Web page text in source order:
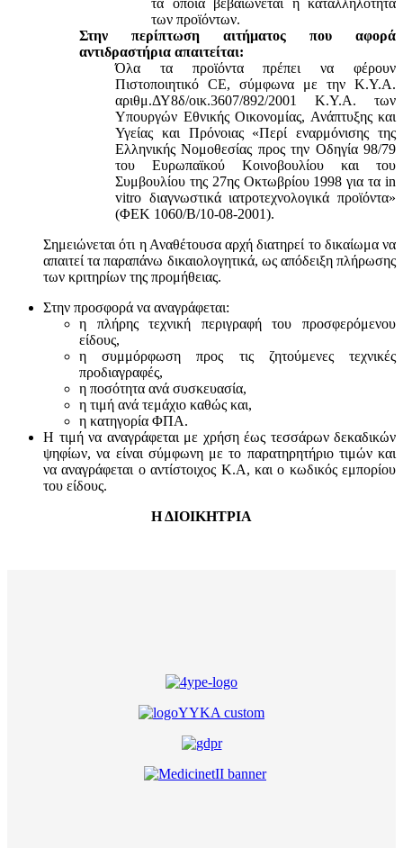
των προϊόντων.
Στην περίπτωση αιτήματος που αφορά
αντιδραστήρια απαιτείται:
Όλα τα προϊόντα πρέπει να φέρουν
Πιστοποιητικό CE, σύμφωνα με την Κ.Υ.Α.
αριθμ.ΔΥ8δ/οικ.3607/892/2001 Κ.Υ.Α. των
Υπουργών Εθνικής Οικονομίας, Ανάπτυξης και
Υγείας και Πρόνοιας «Περί εναρμόνισης της
Ελληνικής Νομοθεσίας προς την Οδηγία 98/79
του Ευρωπαϊκού Κοινοβουλίου και του
Συμβουλίου της 27ης Οκτωβρίου 1998 για τα in
vitro διαγνωστικά ιατροτεχνολογικά προϊόντα»
(ΦΕΚ 1060/Β/10-08-2001).
Σημειώνεται ότι η Αναθέτουσα αρχή διατηρεί το δικαίωμα να
απαιτεί τα παραπάνω δικαιολογητικά, ως απόδειξη πλήρωσης
των κριτηρίων της προμήθειας.
Στην προσφορά να αναγράφεται:
η πλήρης τεχνική περιγραφή του προσφερόμενου
είδους,
η συμμόρφωση προς τις ζητούμενες τεχνικές
προδιαγραφές,
η ποσότητα ανά συσκευασία,
η τιμή ανά τεμάχιο καθώς και,
η κατηγορία ΦΠΑ.
Η τιμή να αναγράφεται με χρήση έως τεσσάρων δεκαδικών
ψηφίων, να είναι σύμφωνη με το παρατηρητήριο τιμών και
να αναγράφεται ο αντίστοιχος Κ.Α, και ο κωδικός εμπορίου
του είδους.
Η ΔΙΟΙΚΗΤΡΙΑ